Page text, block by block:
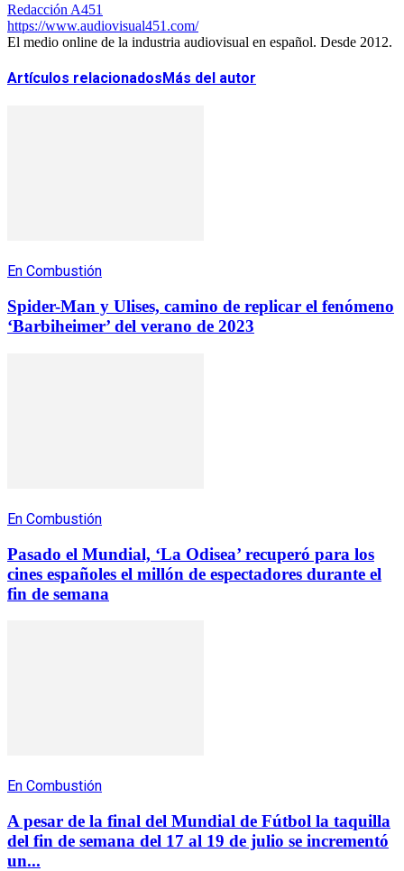
Redacción A451
https://www.audiovisual451.com/
El medio online de la industria audiovisual en español. Desde 2012.
Artículos relacionadosMás del autor
En Combustión
Spider-Man y Ulises, camino de replicar el fenómeno
‘Barbiheimer’ del verano de 2023
En Combustión
Pasado el Mundial, ‘La Odisea’ recuperó para los
cines españoles el millón de espectadores durante el
fin de semana
En Combustión
A pesar de la final del Mundial de Fútbol la taquilla
del fin de semana del 17 al 19 de julio se incrementó
un...